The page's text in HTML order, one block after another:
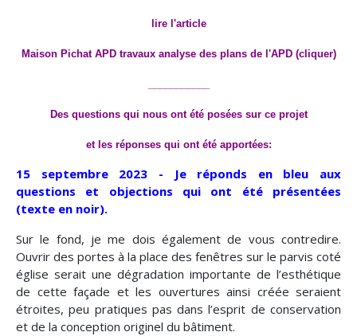
lire l'article
Maison Pichat APD travaux analyse des plansde l'APD (cliquer)
Des questions qui nous ont été posées sur ce projet
et les réponses qui ont été apportées:
15 septembre 2023 - Je réponds en bleu aux
questions et objections qui ont été présentées
(texte en noir).
Sur le fond, je me dois également de vous contredire.
Ouvrir des portes à la place des fenêtres sur le parvis coté
église serait une dégradation importante de l’esthétique
de cette façade et les ouvertures ainsi créée seraient
étroites, peu pratiques pas dans l’esprit de conservation
et de la conception originel du bâtiment.